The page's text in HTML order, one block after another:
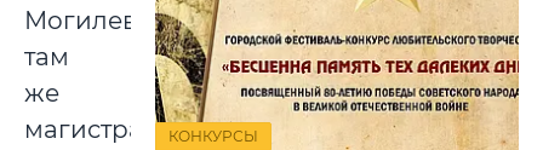
Могилеве,
там
же
магистратуру,КОНКУРСЫ